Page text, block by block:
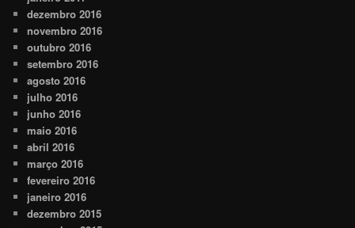
dezembro 2016
novembro 2016
outubro 2016
setembro 2016
agosto 2016
julho 2016
junho 2016
maio 2016
abril 2016
março 2016
fevereiro 2016
janeiro 2016
dezembro 2015